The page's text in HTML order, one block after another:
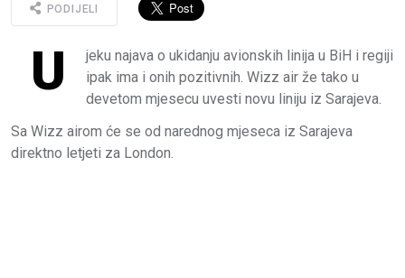
PODIJELI
U
jeku najava o ukidanju avionskih linija u BiH i regiji
ipak ima i onih pozitivnih. Wizz air že tako u
devetom mjesecu uvesti novu liniju iz Sarajeva.
Sa Wizz airom će se od narednog mjeseca iz Sarajeva
direktno letjeti za London.